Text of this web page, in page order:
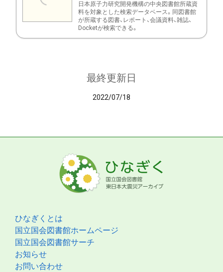
日本原子力研究開発機構の中央図書館所蔵資
料を対象とした検索データベース。同図書館
が所蔵する図書、レポート、会議資料、雑誌、
Docketが検索できる。
最終更新日
2022/07/18
ひなぎくとは
国立国会図書館ホームページ
国立国会図書館サーチ
お知らせ
お問い合わせ